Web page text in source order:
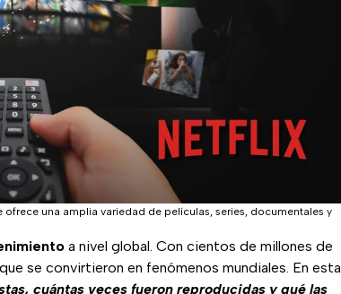
una amplia variedad de películas, series, documentales y
a nivel global. Con cientos de millones de
se convirtieron en fenómenos mundiales. En esta
cuántas veces fueron reproducidas y qué las